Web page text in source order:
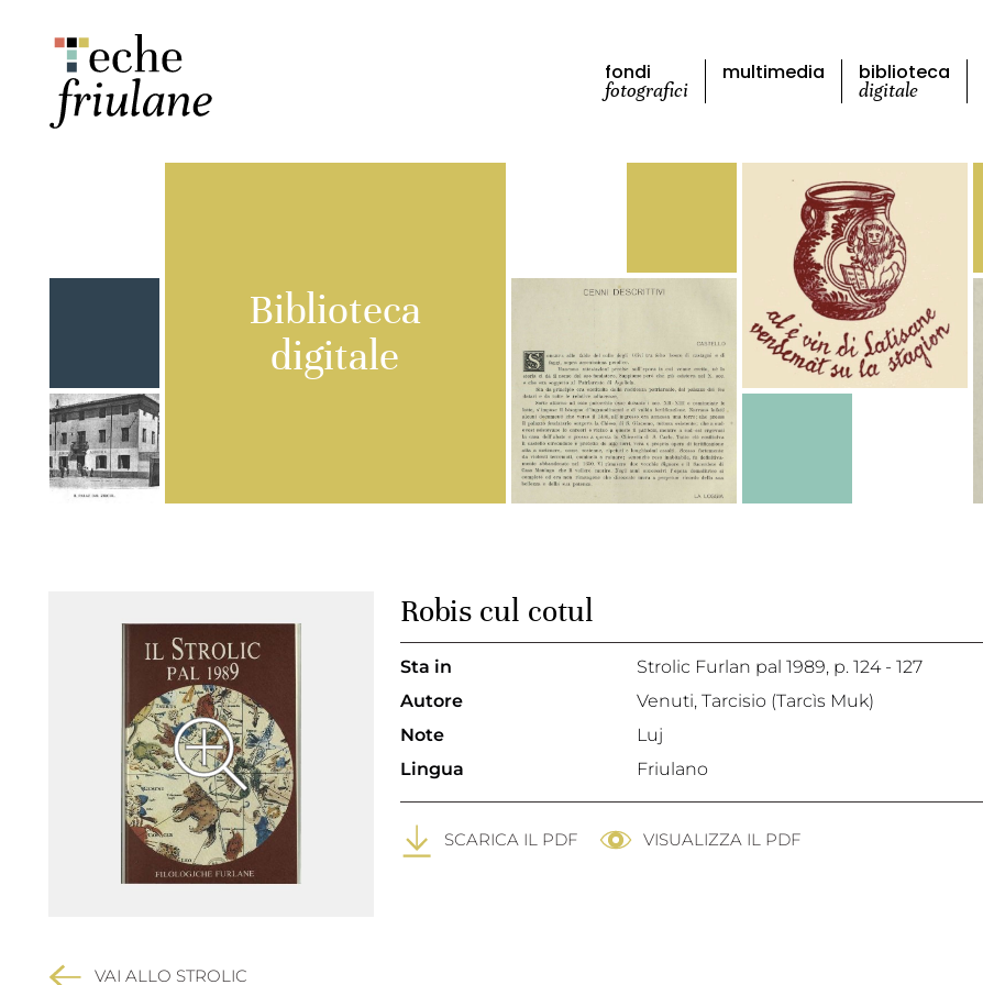
fondi
fotografici
multimedia biblioteca
digitale
Biblioteca
digitale
VAI ALLO STROLIC
Robis cul cotul
Sta in Strolic Furlan pal 1989, p. 124 - 127
Autore
Venuti, Tarcisio (Tarcìs Muk)
Note
Luj
Lingua
Friulano
SCARICA IL PDF VISUALIZZA IL PDF